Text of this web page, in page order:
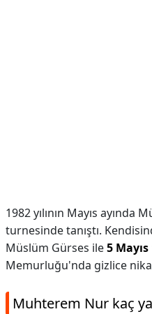
1982 yılının Mayıs ayında
turnesinde tanıştı.
Müslüm Gürses ile5 Mayıs
Memurluğu'nda gizlice
Muhterem Nur kaç